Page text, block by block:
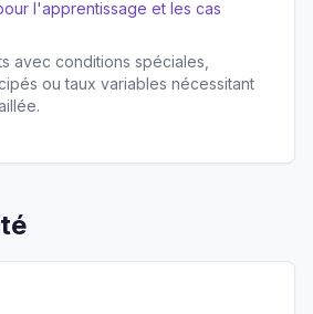
l'apprentissage et les cas
avec conditions spéciales,
ou taux variables nécessitant